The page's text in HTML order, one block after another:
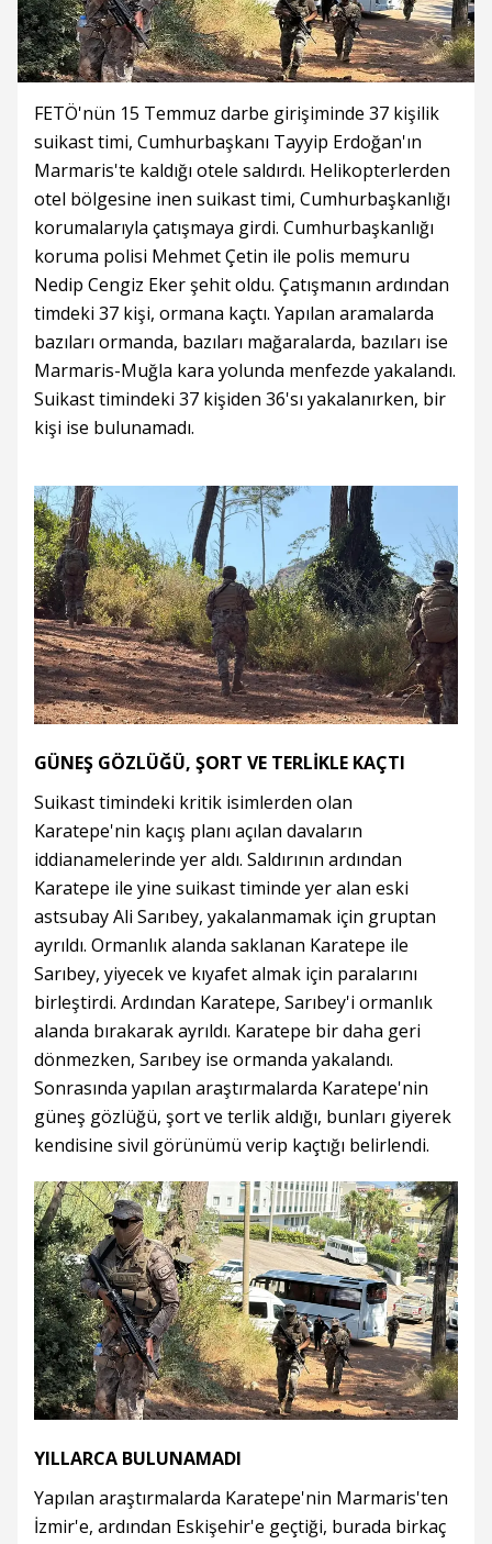
FETÖ'nün 15 Temmuz darbe girişiminde 37 kişilik
suikast timi, Cumhurbaşkanı Tayyip Erdoğan'ın
Marmaris'te kaldığı otele saldırdı. Helikopterlerden
otel bölgesine inen suikast timi, Cumhurbaşkanlığı
korumalarıyla çatışmaya girdi. Cumhurbaşkanlığı
koruma polisi Mehmet Çetin ile polis memuru
Nedip Cengiz Eker şehit oldu. Çatışmanın ardından
timdeki 37 kişi, ormana kaçtı. Yapılan aramalarda
bazıları ormanda, bazıları mağaralarda, bazıları ise
Marmaris-Muğla kara yolunda menfezde yakalandı.
Suikast timindeki 37 kişiden 36'sı yakalanırken, bir
kişi ise bulunamadı.
GÜNEŞ GÖZLÜĞÜ, ŞORT VE TERLİKLE KAÇTI
Suikast timindeki kritik isimlerden olan
Karatepe'nin kaçış planı açılan davaların
iddianamelerinde yer aldı. Saldırının ardından
Karatepe ile yine suikast timinde yer alan eski
astsubay Ali Sarıbey, yakalanmamak için gruptan
ayrıldı. Ormanlık alanda saklanan Karatepe ile
Sarıbey, yiyecek ve kıyafet almak için paralarını
birleştirdi. Ardından Karatepe, Sarıbey'i ormanlık
alanda bırakarak ayrıldı. Karatepe bir daha geri
dönmezken, Sarıbey ise ormanda yakalandı.
Sonrasında yapılan araştırmalarda Karatepe'nin
güneş gözlüğü, şort ve terlik aldığı, bunları giyerek
kendisine sivil görünümü verip kaçtığı belirlendi.
YILLARCA BULUNAMADI
Yapılan araştırmalarda Karatepe'nin Marmaris'ten
İzmir'e, ardından Eskişehir'e geçtiği, burada birkaç